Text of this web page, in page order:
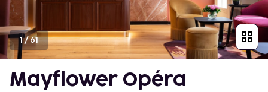
1/61
Mayflower Opéra